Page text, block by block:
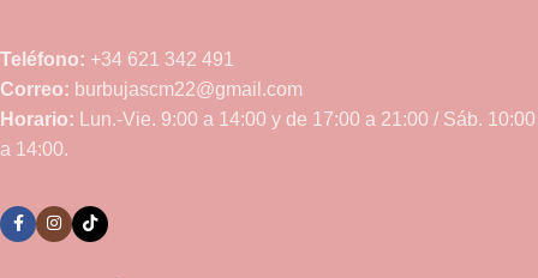
Teléfono: +34 621 342 491
Correo: burbujascm22@gmail.com
Horario: Lun.-Vie. 9:00 a 14:00 y de 17:00 a 21:00 / Sáb. 10:00
a 14:00.